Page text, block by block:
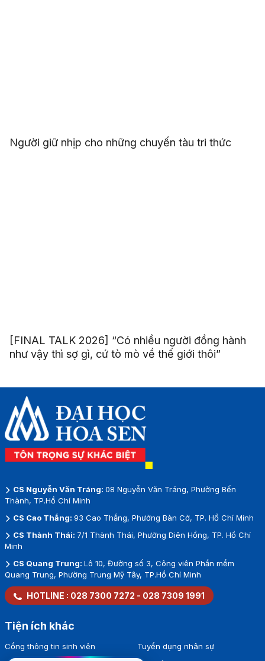
Người giữ nhịp cho những chuyến tàu tri thức
[FINAL TALK 2026] “Có nhiều người đồng hành
như vậy thì sợ gì, cứ tò mò về thế giới thôi”
CS Nguyễn Văn Tráng: 08 Nguyễn Văn Tráng, Phường Bến
Thành, TP.Hồ Chí Minh
CS Cao Thắng: 93 Cao Thắng, Phường Bàn Cờ, TP. Hồ Chí Minh
CS Thành Thái: 7/1 Thành Thái, Phường Diên Hồng, TP. Hồ Chí
Minh
CS Quang Trung: Lô 10, Đường số 3, Công viên Phần mềm
Quang Trung, Phường Trung Mỹ Tây, TP.Hồ Chí Minh
HOTLINE : 028 7300 7272 - 028 7309 1991
Tiện ích khác
Cổng thông tin sinh viên
Tuyển dụng nhân sự